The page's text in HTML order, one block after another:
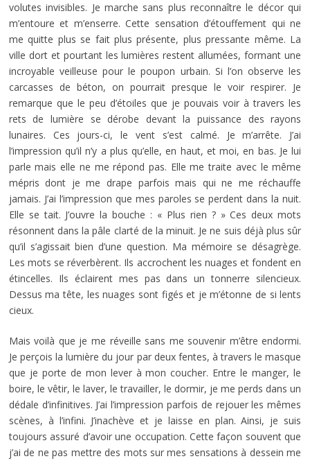
volutes invisibles. Je marche sans plus reconnaître le décor qui
m’entoure et m’enserre. Cette sensation d’étouffement qui ne
me quitte plus se fait plus présente, plus pressante même. La
ville dort et pourtant les lumières restent allumées, formant une
incroyable veilleuse pour le poupon urbain. Si l’on observe les
carcasses de béton, on pourrait presque le voir respirer. Je
remarque que le peu d’étoiles que je pouvais voir à travers les
rets de lumière se dérobe devant la puissance des rayons
lunaires. Ces jours-ci, le vent s’est calmé. Je m’arrête. J’ai
l’impression qu’il n’y a plus qu’elle, en haut, et moi, en bas. Je lui
parle mais elle ne me répond pas. Elle me traite avec le même
mépris dont je me drape parfois mais qui ne me réchauffe
jamais. J’ai l’impression que mes paroles se perdent dans la nuit.
Elle se tait. J’ouvre la bouche : « Plus rien ? » Ces deux mots
résonnent dans la pâle clarté de la minuit. Je ne suis déjà plus sûr
qu’il s’agissait bien d’une question. Ma mémoire se désagrège.
Les mots se réverbèrent. Ils accrochent les nuages et fondent en
étincelles. Ils éclairent mes pas dans un tonnerre silencieux.
Dessus ma tête, les nuages sont figés et je m’étonne de si lents
cieux.
Mais voilà que je me réveille sans me souvenir m’être endormi.
Je perçois la lumière du jour par deux fentes, à travers le masque
que je porte de mon lever à mon coucher. Entre le manger, le
boire, le vêtir, le laver, le travailler, le dormir, je me perds dans un
dédale d’infinitives. J’ai l’impression parfois de rejouer les mêmes
scènes, à l’infini. J’inachève et je laisse en plan. Ainsi, je suis
toujours assuré d’avoir une occupation. Cette façon souvent que
j’ai de ne pas mettre des mots sur mes sensations à dessein me